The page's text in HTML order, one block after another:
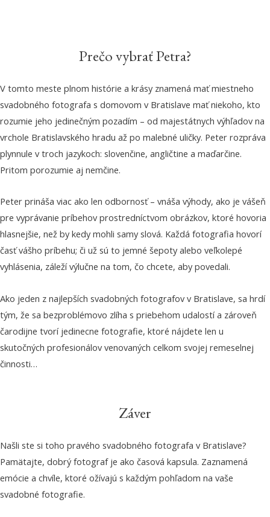
Prečo vybrať Petra?
V tomto meste plnom histórie a krásy znamená mať miestneho
svadobného fotografa s domovom v Bratislave mať niekoho, kto
rozumie jeho jedinečným pozadím – od majestátnych výhľadov na
vrchole Bratislavského hradu až po malebné uličky. Peter rozpráva
plynnule v troch jazykoch: slovenčine, angličtine a maďarčine.
Pritom porozumie aj nemčine.
Peter prináša viac ako len odbornosť – vnáša výhody, ako je vášeň
pre vyprávanie príbehov prostredníctvom obrázkov, ktoré hovoria
hlasnejšie, než by kedy mohli samy slová. Každá fotografia hovorí
časť vášho príbehu; či už sú to jemné šepoty alebo veľkolepé
vyhlásenia, záleží výlučne na tom, čo chcete, aby povedali.
Ako jeden z najlepších svadobných fotografov v Bratislave, sa hrdí
tým, že sa bezproblémovo zlíha s priebehom udalostí a zároveň
čarodijne tvorí jedinecne fotografie, ktoré nájdete len u
skutočných profesionálov venovaných celkom svojej remeselnej
činnosti…
Záver
Našli ste si toho pravého svadobného fotografa v Bratislave?
Pamätajte, dobrý fotograf je ako časová kapsula. Zaznamená
emócie a chvíle, ktoré ožívajú s každým pohľadom na vaše
svadobné fotografie.